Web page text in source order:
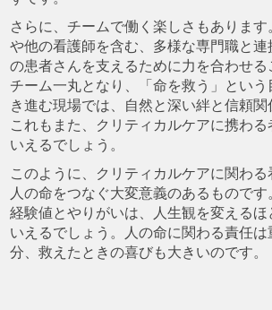
さらに、チームで働く楽しさもありま
や他の看護師を含む、多様な専門職と連
の患者さんを支えるために力を合わせる
チーム一丸となり、「命を救う」とい
き進む現場では、自然と深い絆と信頼関
これもまた、クリティカルケアに携わる
いえるでしょう。
このように、クリティカルケアに関わる
人の命をつなぐ大変意義のあるもので
経験値とやりがいは、人生観を変えるほ
いえるでしょう。人の命に関わる責任
分、救えたときの喜びも大きいのです。